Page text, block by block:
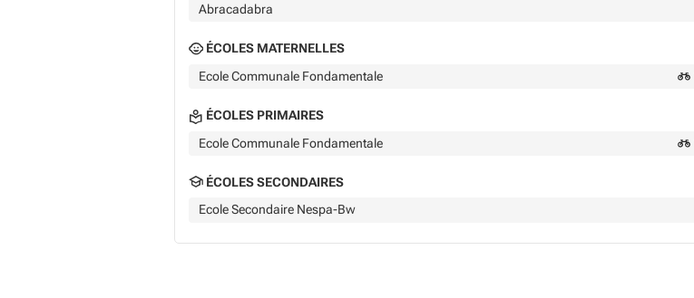
Abracadabra
ÉCOLES MATERNELLES
Ecole Communale Fondamentale
ÉCOLES PRIMAIRES
Ecole Communale Fondamentale
ÉCOLES SECONDAIRES
Ecole Secondaire Nespa-Bw